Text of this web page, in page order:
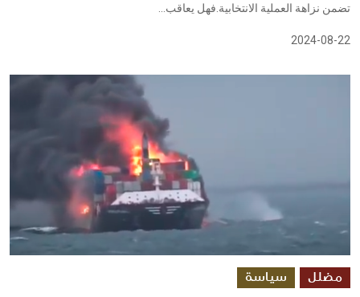
تضمن نزاهة العملية الانتخابية.فهل يعاقب...
2024-08-22
مضلل سياسة